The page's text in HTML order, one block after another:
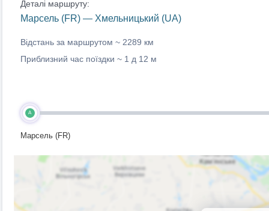
Деталі маршруту:
Марсель (FR) — Хмельницький (UA)
Відстань за маршрутом ~ 2289 км
Приблизний час поїздки ~ 1 д 12 м
A
Марсель (FR)